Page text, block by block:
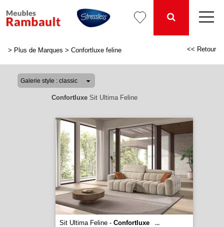
> Plus de Marques > Confortluxe feline << Retour
ConfortluxeSit Ultima Feline
Sit Ultima Feline - Confortluxe
...